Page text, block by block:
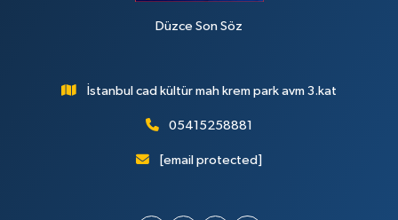
Düzce Son Söz
İstanbul cad kültür mah krem park avm 3.kat
05415258881
[email protected]